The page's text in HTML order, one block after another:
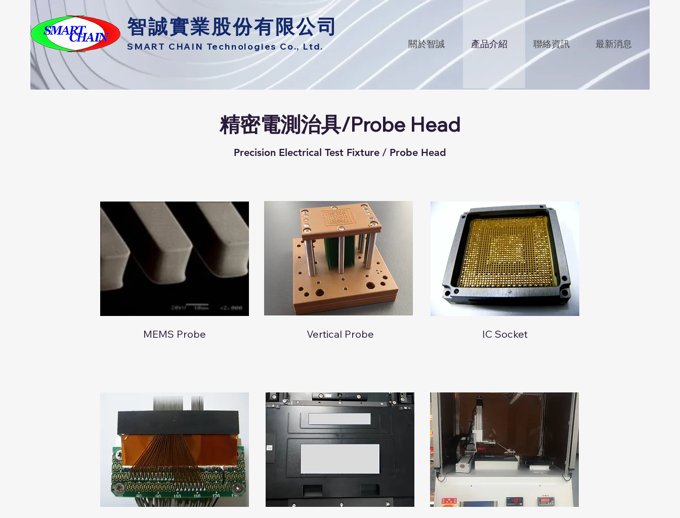
智誠實業股份有限公司
SMART CHAIN Technologies Co., Ltd. 關於智誠 產品介紹 聯絡資訊 最新消息
精密電測治具/Probe Head
Precision Electrical Test Fixture / Probe Head
MEMS Probe Vertical Probe IC Socket